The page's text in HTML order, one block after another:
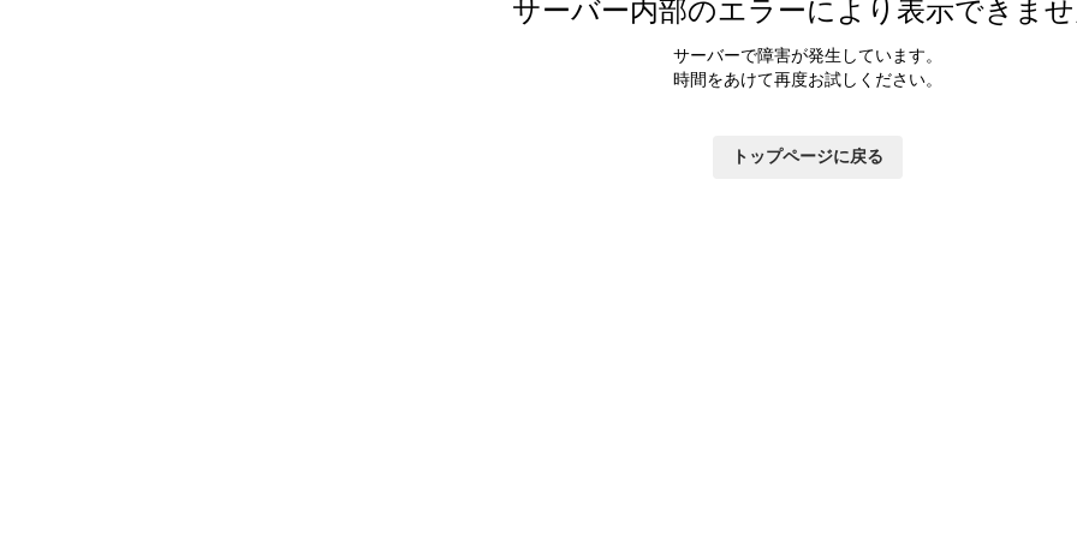
サーバー内部のエラーにより表示できま
サーバーで障害が発生しています。
時間をあけて再度お試しください。
トップページに戻る